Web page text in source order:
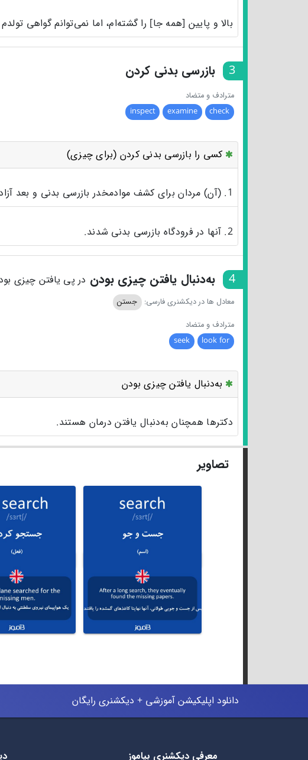
بالا و پایین [همه جا] را گشته‌ام، اما نمی‌توانم گواهی تولدم
3 بازرسی بدنی کردن
مترادف و متضاد
check
examine
inspect
کسی را بازرسی بدنی کردن (برای چیزی)
1. (آن) مردان برای کشف موادمخدر بازرسی بدنی و بعد آزاد شدند.
2. آنها در فرودگاه بازرسی بدنی شدند.
4 به‌دنبال یافتن چیزی بودن در پی یافتن چیزی
معادل ها در دیکشنری فارسی:
جستن
مترادف و متضاد
look for
seek
به‌دنبال یافتن چیزی بودن
دکترها همچنان به‌دنبال یافتن درمان هستند.
تصاویر
دانلود اپلیکیشن آموزشی + دیکشنری رایگان
معرفی دیکشنری بیاموز